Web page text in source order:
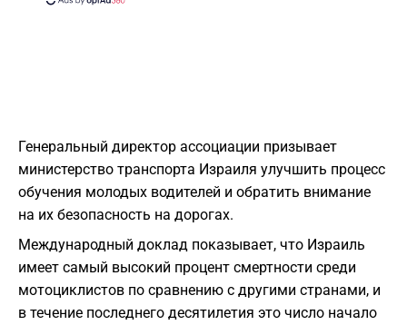
Генеральный директор ассоциации призывает
министерство транспорта Израиля улучшить процесс
обучения молодых водителей и обратить внимание
на их безопасность на дорогах.
Международный доклад показывает, что Израиль
имеет самый высокий процент смертности среди
мотоциклистов по сравнению с другими странами, и
в течение последнего десятилетия это число начало